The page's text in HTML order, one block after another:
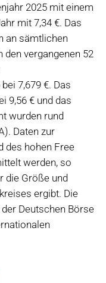
2025 mit einem
mit 7,34 €. Das
an sämtlichen
den vergangenen 52
7,679 €. Das
9,56 € und das
wurden rund
Daten zur
des hohen Free
werden, so
die Größe und
ergibt. Die
Deutschen Börse